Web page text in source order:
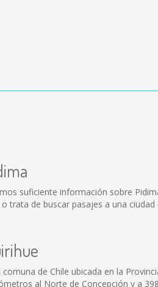
suficiente información sobre
trata de buscar pasajes a una ciudad
de Chile ubicada en la
al Norte de Concepción y a